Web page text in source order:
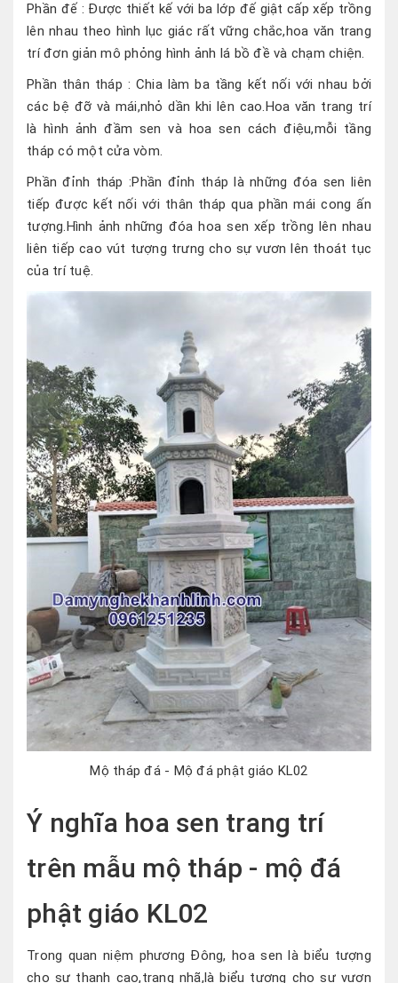
Phần đế : Được thiết kế với ba lớp đế giật cấp xếp trồng
lên nhau theo hình lục giác rất vững chắc,hoa văn trang
trí đơn giản mô phỏng hình ảnh lá bồ đề và chạm chiện.
Phần thân tháp : Chia làm ba tầng kết nối với nhau bởi
các bệ đỡ và mái,nhỏ dần khi lên cao.Hoa văn trang trí
là hình ảnh đầm sen và hoa sen cách điệu,mỗi tầng
tháp có một cửa vòm.
Phần đỉnh tháp :Phần đỉnh tháp là những đóa sen liên
tiếp được kết nối với thân tháp qua phần mái cong ấn
tượng.Hình ảnh những đóa hoa sen xếp trồng lên nhau
liên tiếp cao vút tượng trưng cho sự vươn lên thoát tục
của trí tuệ.
Mộ tháp đá - Mộ đá phật giáo KL02
Ý nghĩa hoa sen trang trí
trên mẫu mộ tháp - mộ đá
phật giáo KL02
Trong quan niệm phương Đông, hoa sen là biểu tượng
cho sự thanh cao,trang nhã,là biểu tượng cho sự vươn